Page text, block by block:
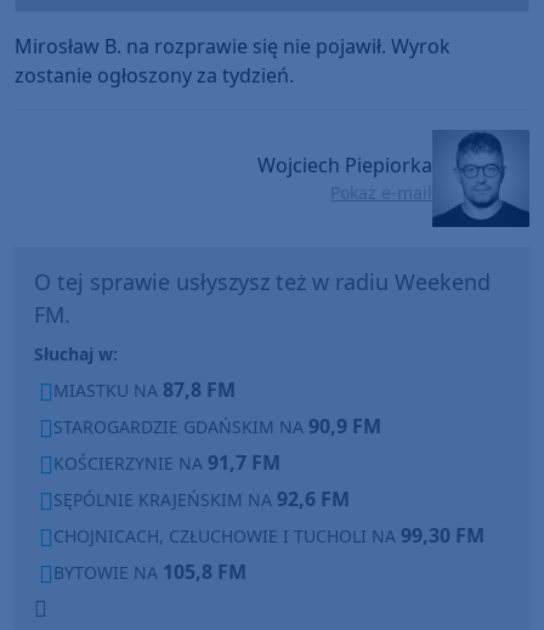
Mirosław B. na rozprawie się nie pojawił. Wyrok
zostanie ogłoszony za tydzień.
Wojciech Piepiorka
Pokaż e-mail
O tej sprawie usłyszysz też w radiu Weekend
FM.
Słuchaj w:
MIASTKU NA 87,8 FM
STAROGARDZIE GDAŃSKIM NA 90,9 FM
KOŚCIERZYNIE NA 91,7 FM
SĘPÓLNIE KRAJEŃSKIM NA 92,6 FM
CHOJNICACH, CZŁUCHOWIE I TUCHOLI NA 99,30 FM
BYTOWIE NA 105,8 FM